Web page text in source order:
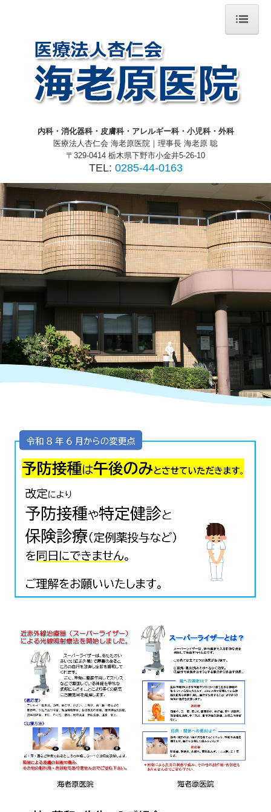
海老原医院
居宅介護支援事業所 えびはら
デイサービス えびはら
グループホーム 仁良川苑
デイサービスリハ＆ケアえびはら
特養ホーム にらがわの郷
居宅介護支援にらがわの郷
ショートステイにらがわの郷
デイサービス つくし
地域包括みなみかわち
地図、交通案内
採用情報
内科・消化器科・皮膚科・アレルギー科・小児科・外科
医療法人杏仁会 海老原医院｜ 理事長 海老原 聡
〒329-0414 栃木県下野市小金井5-26-10
TEL: 0285-44-0163